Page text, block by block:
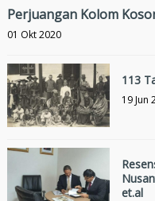
Perjuangan Kolom
01 Okt 2020
113
19 Jun
et.al